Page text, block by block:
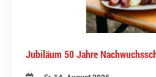
Jubiläum 50 Jahre